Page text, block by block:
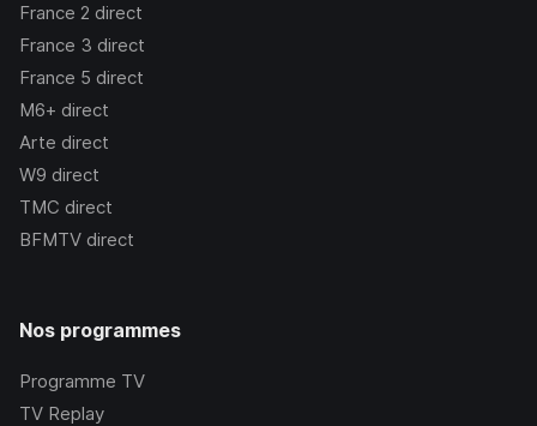
France 2 direct
France 3 direct
France 5 direct
M6+ direct
Arte direct
W9 direct
TMC direct
BFMTV direct
Nos programmes
Programme TV
TV Replay